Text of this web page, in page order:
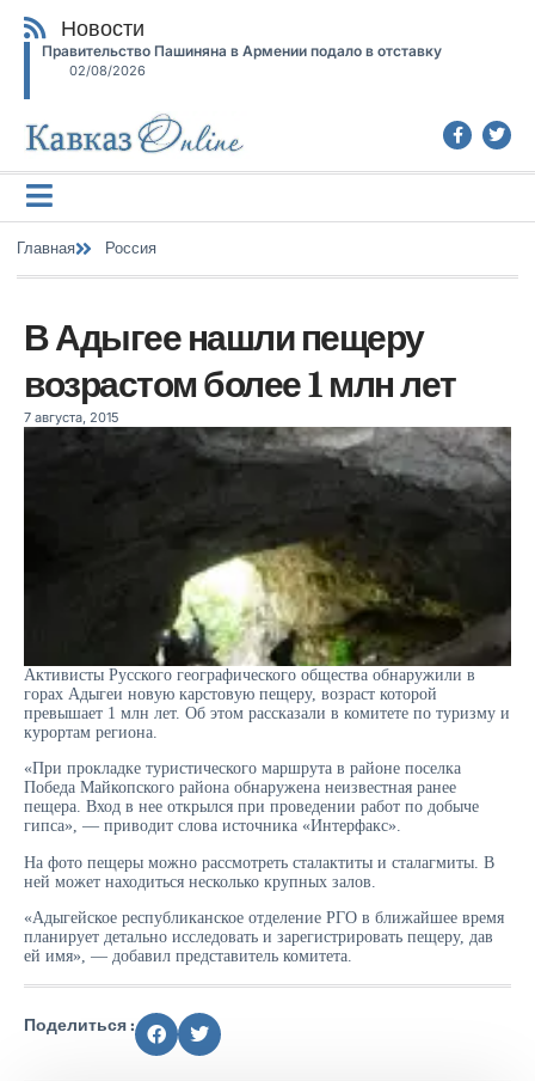
Новости
Правительство Пашиняна в Армении подало в отставку
02/08/2026
Главная Россия
В Адыгее нашли пещеру
возрастом более 1 млн лет
7 августа, 2015
Активисты Русского географического общества обнаружили в
горах Адыгеи новую карстовую пещеру, возраст которой
превышает 1 млн лет. Об этом рассказали в комитете по туризму и
курортам региона.
«При прокладке туристического маршрута в районе поселка
Победа Майкопского района обнаружена неизвестная ранее
пещера. Вход в нее открылся при проведении работ по добыче
гипса», — приводит слова источника «Интерфакс».
На фото пещеры можно рассмотреть сталактиты и сталагмиты. В
ней может находиться несколько крупных залов.
«Адыгейское республиканское отделение РГО в ближайшее время
планирует детально исследовать и зарегистрировать пещеру, дав
ей имя», — добавил представитель комитета.
Поделиться :